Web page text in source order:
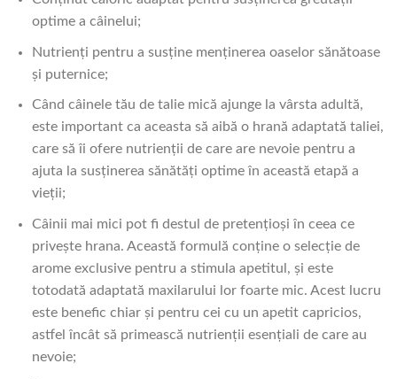
optime a câinelui;
Nutrienţi pentru a susţine menţinerea oaselor sănătoase
şi puternice;
Când câinele tău de talie mică ajunge la vârsta adultă,
este important ca aceasta să aibă o hrană adaptată taliei,
care să îi ofere nutrienţii de care are nevoie pentru a
ajuta la susţinerea sănătăţi optime în această etapă a
vieţii;
Câinii mai mici pot fi destul de pretenţioşi în ceea ce
priveşte hrana. Această formulă conţine o selecţie de
arome exclusive pentru a stimula apetitul, şi este
totodată adaptată maxilarului lor foarte mic. Acest lucru
este benefic chiar şi pentru cei cu un apetit capricios,
astfel încât să primească nutrienţii esenţiali de care au
nevoie;